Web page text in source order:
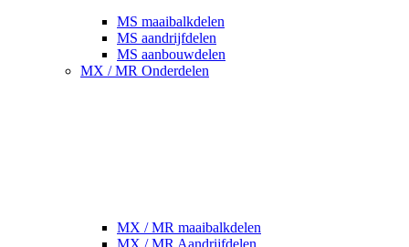
MS maaibalkdelen
MS aandrijfdelen
MS aanbouwdelen
MX / MR Onderdelen
MX / MR maaibalkdelen
MX / MR Aandrijfdelen